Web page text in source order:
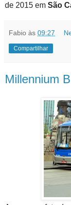
de 2015 em São
Fabio às 09:27
Compartilhar
Millennium